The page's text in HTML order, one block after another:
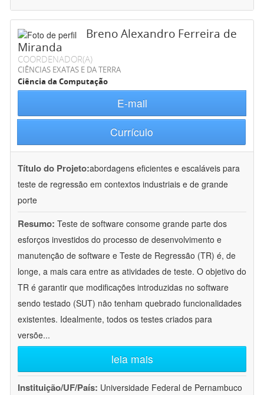
Breno Alexandro Ferreira de
Miranda
COORDENADOR(A)
CIÊNCIAS EXATAS E DA TERRA
Ciência da Computação
E-mail
Currículo
Título do Projeto:abordagens eficientes e escaláveis para
teste de regressão em contextos industriais e de grande
porte
Resumo: Teste de software consome grande parte dos
esforços investidos do processo de desenvolvimento e
manutenção de software e Teste de Regressão (TR) é, de
longe, a mais cara entre as atividades de teste. O objetivo do
TR é garantir que modificações introduzidas no software
sendo testado (SUT) não tenham quebrado funcionalidades
existentes. Idealmente, todos os testes criados para
versõe...
leia mais
Instituição/UF/País: Universidade Federal de Pernambuco